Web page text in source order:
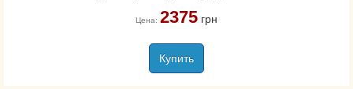
Цена: 2375грн
Купить